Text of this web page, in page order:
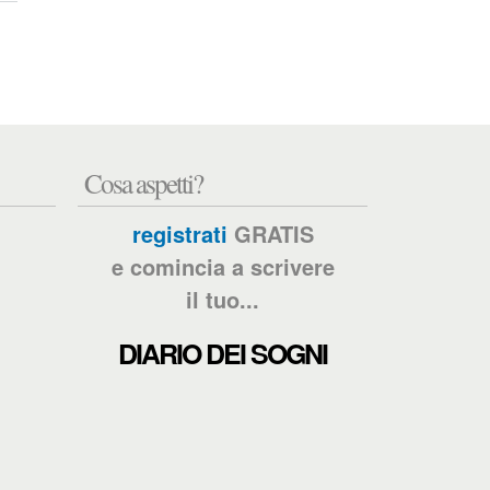
Cosa aspetti?
registrati GRATIS
e comincia a scrivere
il tuo...
DIARIO DEI SOGNI